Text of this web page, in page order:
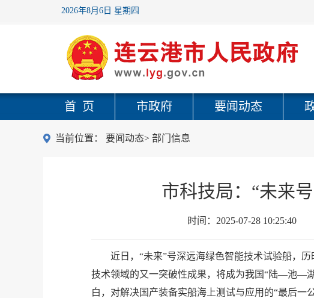
2026年8月6日 星期四
首 页 市政府 要闻动态
当前位置： 要闻动态> 部门信息
市科技局：“未来
时间： 2025-07-28 10:25:40
近日，“未来”号深远海绿色智能技术试验船，
技术领域的又一突破性成果，将成为我国“陆—池—
白，对解决国产装备实船海上测试与应用的“最后一